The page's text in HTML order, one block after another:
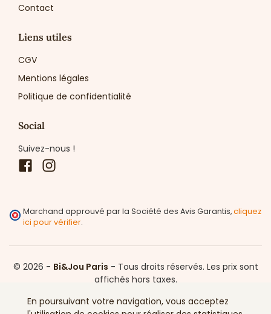
Contact
Liens utiles
CGV
Mentions légales
Politique de confidentialité
Social
Suivez-nous !
Facebook
Marchand approuvé par la Société des Avis Garantis,cliquez
ici pour vérifier.
© 2026 - Bi&Jou Paris - Tous droits réservés. Les prix sont
affichés hors taxes.
En poursuivant votre navigation, vous acceptez